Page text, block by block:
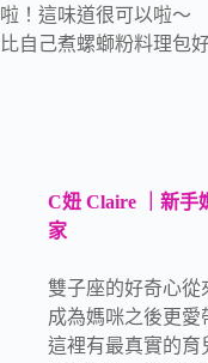
啦！這味道很可以啦～
比自己煮螺螄粉料理包
C妞 Claire ｜新手
家
雙子座的好奇心從
成為媽咪之後更愛
這裡有最真實的育